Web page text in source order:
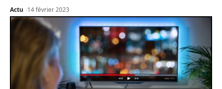
Actu 14 février 2023